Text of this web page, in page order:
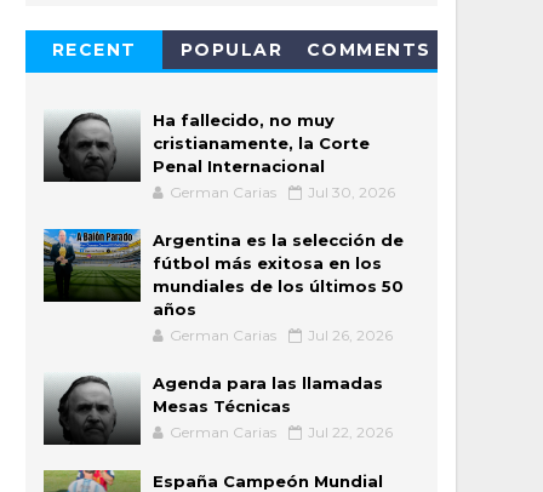
RECENT POPULAR COMMENTS
Ha fallecido, no muy
cristianamente, la Corte
Penal Internacional
German Carias Jul 30, 2026
Argentina es la selección de
fútbol más exitosa en los
mundiales de los últimos 50
años
German Carias Jul 26, 2026
Agenda para las llamadas
Mesas Técnicas
German Carias Jul 22, 2026
España Campeón Mundial